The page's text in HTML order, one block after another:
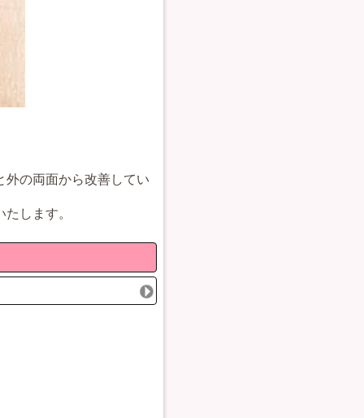
外の両面から改善してい
します。